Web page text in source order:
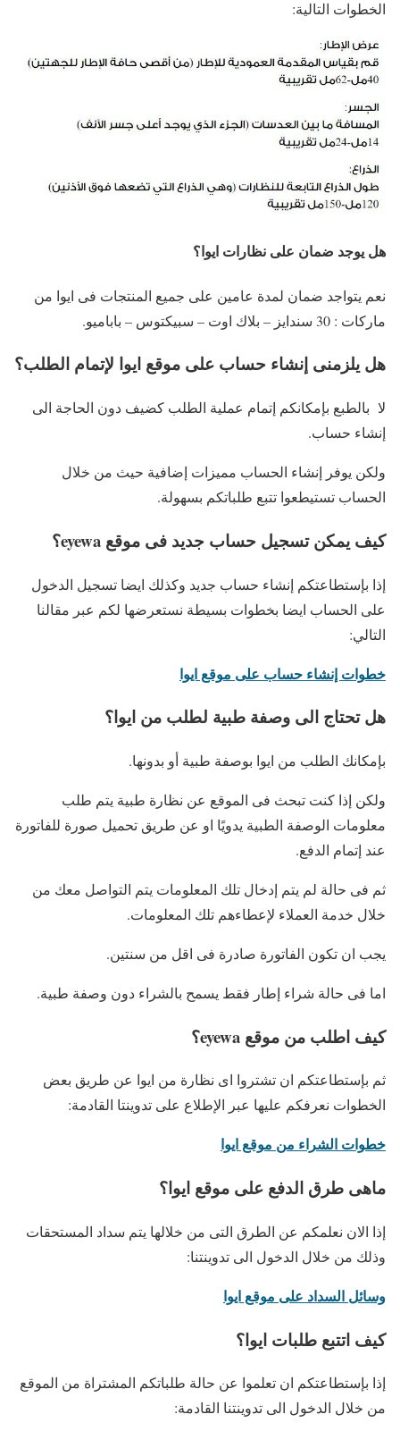
الخطوات التالية:
هل يوجد ضمان على نظارات ايوا؟
نعم يتواجد ضمان لمدة عامين على جميع المنتجات فى ايوا من
ماركات : 30 سندايز – بلاك اوت – سبيكتوس – باباميو.
هل يلزمنى إنشاء حساب على موقع ايوا لإتمام الطلب؟
لا بالطبع بإمكانكم إتمام عملية الطلب كضيف دون الحاجة الى
إنشاء حساب.
ولكن يوفر إنشاء الحساب مميزات إضافية حيث من خلال
الحساب تستيطعوا تتبع طلباتكم بسهولة.
كيف يمكن تسجيل حساب جديد فى موقع eyewa؟
إذا بإستطاعتكم إنشاء حساب جديد وكذلك ايضا تسجيل الدخول
على الحساب ايضا بخطوات بسيطة نستعرضها لكم عبر مقالنا
التالي:
خطوات إنشاء حساب على موقع ايوا
هل تحتاج الى وصفة طبية لطلب من ايوا؟
بإمكانك الطلب من ايوا بوصفة طبية أو بدونها.
ولكن إذا كنت تبحث فى الموقع عن نظارة طبية يتم طلب
معلومات الوصفة الطبية يدويًا او عن طريق تحميل صورة للفاتورة
عند إتمام الدفع.
ثم فى حالة لم يتم إدخال تلك المعلومات يتم التواصل معك من
خلال خدمة العملاء لإعطاءهم تلك المعلومات.
يجب ان تكون الفاتورة صادرة فى اقل من سنتين.
اما فى حالة شراء إطار فقط يسمح بالشراء دون وصفة طبية.
كيف اطلب من موقع eyewa؟
ثم بإستطاعتكم ان تشتروا اى نظارة من ايوا عن طريق بعض
الخطوات نعرفكم عليها عبر الإطلاع على تدوينتا القادمة:
خطوات الشراء من موقع ايوا
ماهى طرق الدفع على موقع ايوا؟
إذا الان نعلمكم عن الطرق التى من خلالها يتم سداد المستحقات
وذلك من خلال الدخول الى تدوينتنا:
وسائل السداد على موقع ايوا
كيف اتتبع طلبات ايوا؟
إذا بإستطاعتكم ان تعلموا عن حالة طلباتكم المشتراة من الموقع
من خلال الدخول الى تدوينتنا القادمة: